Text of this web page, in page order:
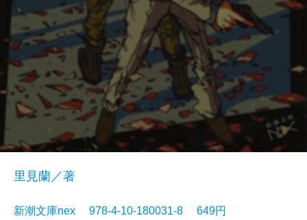
里見蘭／著
新潮文庫nex 978-4-10-180031-8 649円